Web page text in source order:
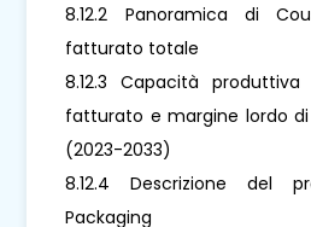
8.12.2 Panoramica di
fatturato totale
8.12.3 Capacità
fatturato e margine lordo di
(2023-2033)
8.12.4 Descrizione del
Packaging